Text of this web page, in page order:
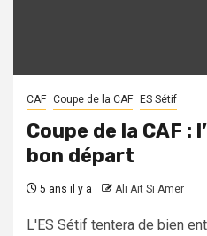
CAF Coupe de la CAF ES Sétif
Coupe de la CAF :
bon départ
5 ans il y a Ali Ait Si Amer
L'ES Sétif tentera de bien